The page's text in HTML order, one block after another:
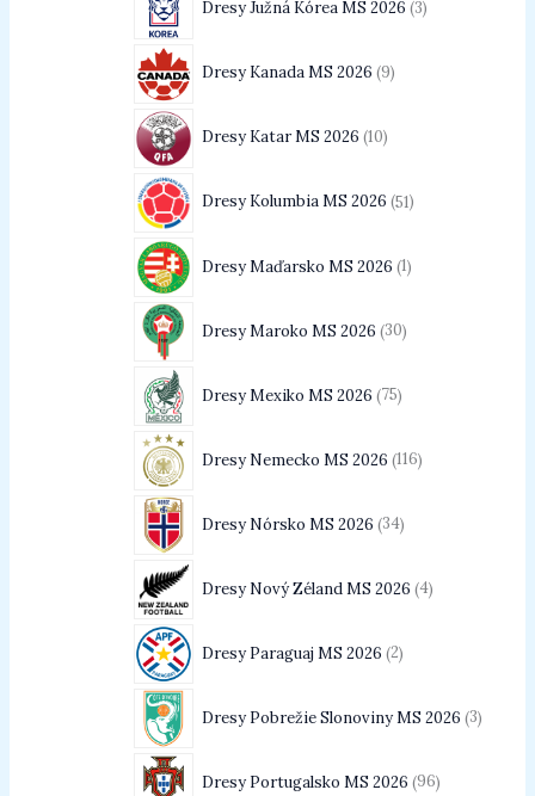
Dresy Južná Kórea MS 2026 3
Dresy Kanada MS 2026 9
Dresy Katar MS 2026 10
Dresy Kolumbia MS 2026 51
Dresy Maďarsko MS 2026 1
Dresy Maroko MS 2026 30
Dresy Mexiko MS 2026 75
Dresy Nemecko MS 2026 116
Dresy Nórsko MS 2026 34
Dresy Nový Zéland MS 2026 4
Dresy Paraguaj MS 2026 2
Dresy Pobrežie Slonoviny MS 2026 3
Dresy Portugalsko MS 2026 96